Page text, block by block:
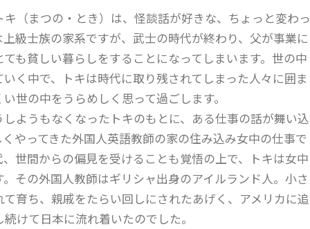
（まつの・とき）は、怪談話が好きな、ちょっと変わっ
級士族の家系ですが、武士の時代が終わり、父が事業に
も貧しい暮らしをすることになってしまいます。世の中
く中で、トキは時代に取り残されてしまった人々に囲ま
世の中をうらめしく思って過ごします。
ようもなくなったトキのもとに、ある仕事の話が舞い込
やってきた外国人英語教師の家の住み込み女中の仕事で
世間からの偏見を受けることも覚悟の上で、トキは女中
その外国人教師はギリシャ出身のアイルランド人。小さ
育ち、親戚をたらい回しにされたあげく、アメリカに追
けて日本に流れ着いたのでした。